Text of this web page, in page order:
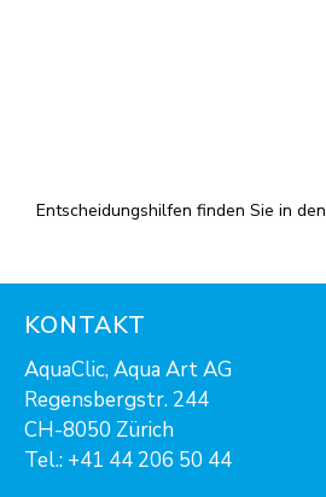
Entscheidungshilfen finden Sie in den
KONTAKT
AquaClic, Aqua Art AG
Regensbergstr. 244
CH-8050 Zürich
Tel.: +41 44 206 50 44